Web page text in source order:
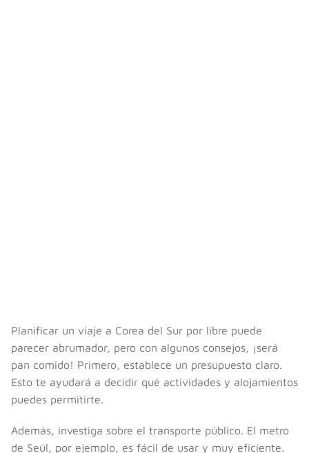
Planificar un viaje a Corea del Sur por libre puede
parecer abrumador, pero con algunos consejos, ¡será
pan comido! Primero, establece un presupuesto claro.
Esto te ayudará a decidir qué actividades y alojamientos
puedes permitirte.
Además, investiga sobre el transporte público. El metro
de Seúl, por ejemplo, es fácil de usar y muy eficiente.